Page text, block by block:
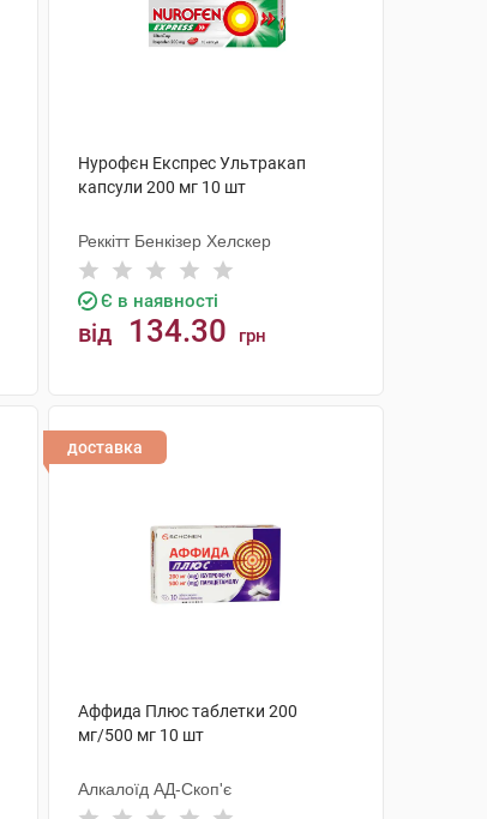
Нурофєн Експрес Ультракап
капсули 200 мг 10 шт
Реккітт Бенкізер Хелскер
Є в наявності
від 134.30 грн
доставка
Аффида Плюс таблетки 200
мг/500 мг 10 шт
Алкалоїд АД-Скоп'є